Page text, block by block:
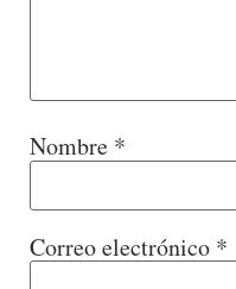
Nombre *
Correo electrónico *